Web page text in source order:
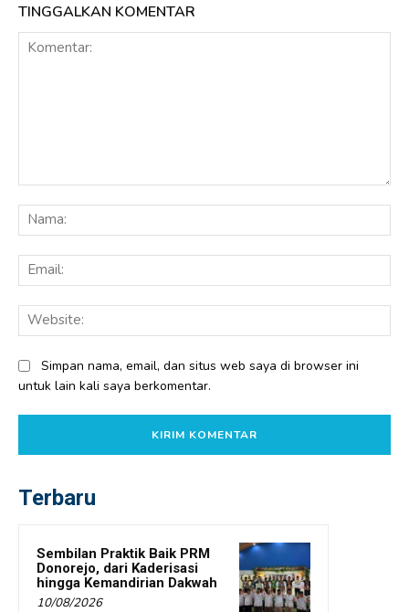
TINGGALKAN KOMENTAR
Simpan nama, email, dan situs web saya di browser ini
untuk lain kali saya berkomentar.
Terbaru
Sembilan Praktik Baik PRM
Donorejo, dari Kaderisasi
hingga Kemandirian Dakwah
10/08/2026